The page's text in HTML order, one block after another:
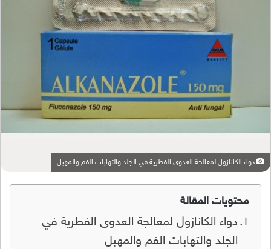
دواء الكانازول لمعالجة العدوى الفطرية في الجلد والتهابات الفم والمهبل
محتويات المقالة
دواء الكانازول لمعالجة العدوى الفطرية في
الجلد والتهابات الفم والمهبل